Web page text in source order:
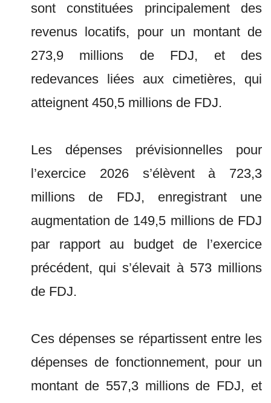
sont constituées principalement des
revenus locatifs, pour un montant de
273,9 millions de FDJ, et des
redevances liées aux cimetières, qui
atteignent 450,5 millions de FDJ.
Les dépenses prévisionnelles pour
l’exercice 2026 s’élèvent à 723,3
millions de FDJ, enregistrant une
augmentation de 149,5 millions de FDJ
par rapport au budget de l’exercice
précédent, qui s’élevait à 573 millions
de FDJ.
Ces dépenses se répartissent entre les
dépenses de fonctionnement, pour un
montant de 557,3 millions de FDJ, et